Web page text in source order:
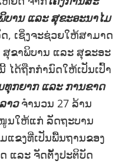
ານ ແລະ ສຸຂະອະນາໄມ
, ເຊິ່ງຈະຊ່ວຍໃຫ້ສາ​ມາດ​
ສຸຂາພິບານ ແລະ ສຸຂະອະ
ໄດ້​ຖືກ​ກຳ​ນົດ​ໃຫ້​ເປັນເປົ້າ​
ກຍາກ ແລະ ​ການຂາດ
າວຈຳ​ນວນ 27 ລ້ານ
ນໃຫ້​ແກ່ ລັດຖະບານ
ແຂງ​ທີ່ເປັນພື້ນ​ຖານ​ຂອງ​
ແລະ ຈັດ​ຕັ້ງປະຕິບັດ